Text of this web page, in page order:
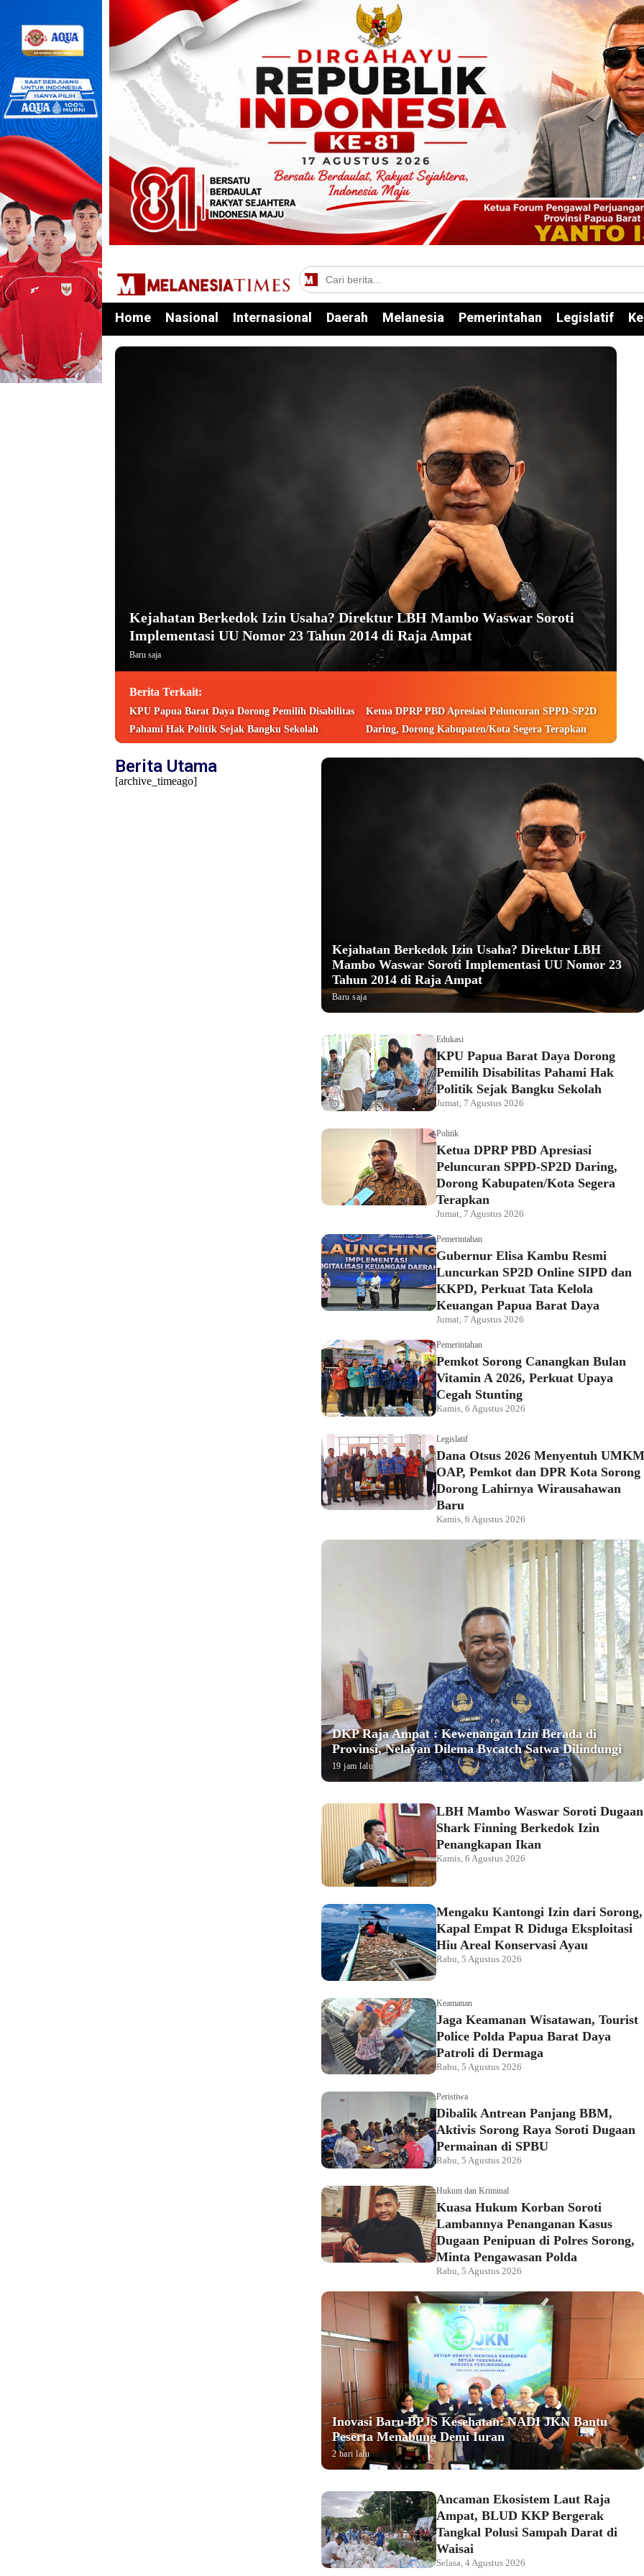
Home Nasional Internasional Daerah Melanesia Pemerintahan Legislatif
Kejahatan Berkedok Izin Usaha? Direktur LBH Mambo Waswar Soroti
Implementasi UU Nomor 23 Tahun 2014 di Raja Ampat
Baru saja
Berita Terkait:
KPU Papua Barat Daya Dorong Pemilih Disabilitas
Pahami Hak Politik Sejak Bangku Sekolah
Ketua DPRP PBD Apresiasi Peluncuran SPPD-SP2D
Daring, Dorong Kabupaten/Kota Segera Terapkan
Berita Utama
[archive_timeago]
Kejahatan Berkedok Izin Usaha? Direktur LBH
Mambo Waswar Soroti Implementasi UU Nomor 23
Tahun 2014 di Raja Ampat
Baru saja
Edukasi
KPU Papua Barat Daya Dorong
Pemilih Disabilitas Pahami Hak
Politik Sejak Bangku Sekolah
Jumat, 7 Agustus 2026
Politik
Ketua DPRP PBD Apresiasi
Peluncuran SPPD-SP2D Daring,
Dorong Kabupaten/Kota Segera
Terapkan
Jumat, 7 Agustus 2026
Pemerintahan
Gubernur Elisa Kambu Resmi
Luncurkan SP2D Online SIPD dan
KKPD, Perkuat Tata Kelola
Keuangan Papua Barat Daya
Jumat, 7 Agustus 2026
Pemerintahan
Pemkot Sorong Canangkan Bulan
Vitamin A 2026, Perkuat Upaya
Cegah Stunting
Kamis, 6 Agustus 2026
Legislatif
Dana Otsus 2026 Menyentuh UMKM
OAP, Pemkot dan DPR Kota Sorong
Dorong Lahirnya Wirausahawan
Baru
Kamis, 6 Agustus 2026
DKP Raja Ampat : Kewenangan Izin Berada di
Provinsi, Nelayan Dilema Bycatch Satwa Dilindungi
19 jam lalu
LBH Mambo Waswar Soroti Dugaan
Shark Finning Berkedok Izin
Penangkapan Ikan
Kamis, 6 Agustus 2026
Mengaku Kantongi Izin dari Sorong,
Kapal Empat R Diduga Eksploitasi
Hiu Areal Konservasi Ayau
Rabu, 5 Agustus 2026
Keamanan
Jaga Keamanan Wisatawan, Tourist
Police Polda Papua Barat Daya
Patroli di Dermaga
Rabu, 5 Agustus 2026
Peristiwa
Dibalik Antrean Panjang BBM,
Aktivis Sorong Raya Soroti Dugaan
Permainan di SPBU
Rabu, 5 Agustus 2026
Hukum dan Kriminal
Kuasa Hukum Korban Soroti
Lambannya Penanganan Kasus
Dugaan Penipuan di Polres Sorong,
Minta Pengawasan Polda
Rabu, 5 Agustus 2026
Inovasi Baru BPJS Kesehatan: NADI JKN Bantu
Peserta Menabung Demi Iuran
2 hari lalu
Ancaman Ekosistem Laut Raja
Ampat, BLUD KKP Bergerak
Tangkal Polusi Sampah Darat di
Waisai
Selasa, 4 Agustus 2026